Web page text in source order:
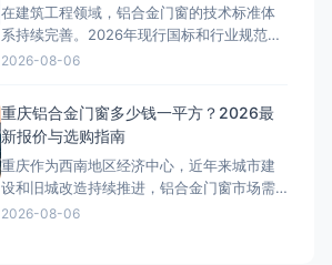
8814-2017型
在建筑工程领域，铝合金门窗的技术标准体
系持续完善。2026年现行国标和行业规范对
铝合金门窗的性能指标提出了更高要求。本
金门窗》标准明确规定：外门受力构件型材
壁厚不低于2.0mm，外窗受力构件型材壁厚
不低于1.8m
2026-08-06
重庆铝合金门窗多少钱一平方？2026最
新报价与选购指南
重庆作为西南地区经济中心，近年来城市建
设和旧城改造持续推进，铝合金门窗市场需
求旺盛。从解放碑商圈的高端写字楼到来福
2026-08-06